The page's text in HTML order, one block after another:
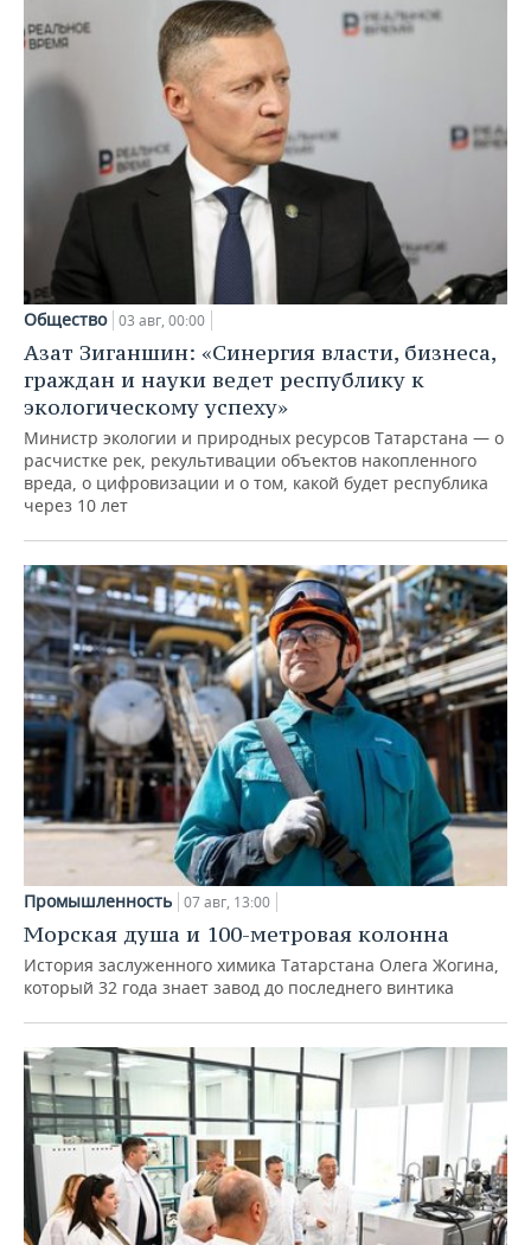
Общество 03 авг, 00:00
Азат Зиганшин: «Синергия власти, бизнеса,
граждан и науки ведет республику к
экологическому успеху»
Министр экологии и природных ресурсов Татарстана — о
расчистке рек, рекультивации объектов накопленного
вреда, о цифровизации и о том, какой будет республика
через 10 лет
Промышленность 07 авг, 13:00
Морская душа и 100-метровая колонна
История заслуженного химика Татарстана Олега Жогина,
который 32 года знает завод до последнего винтика